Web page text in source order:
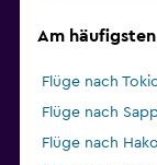
Am
Flüge nach
Flüge nach
Flüge nach